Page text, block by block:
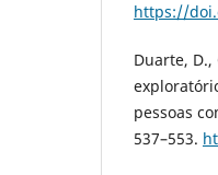
https://
Duarte,
pessoas
537–553.